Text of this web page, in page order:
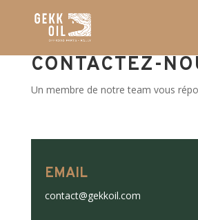
CONTACTEZ-
Un membre de notre team vous
EMAIL
contact@gekkoil.com